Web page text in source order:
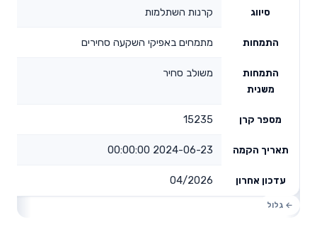
סיווג קרנות השתלמות
התמחות מתמחים באפיקי השקעה סחירים
התמחות
משנית
משולב סחיר
מספר קרן 15235
תאריך הקמה 2024-06-23 00:00:00
עדכון אחרון 04/2026